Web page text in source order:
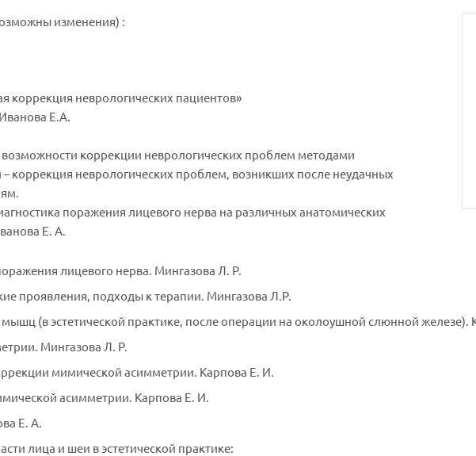
изменения) :
коррекция неврологических пациентов»
Е.А.
возможности коррекции неврологических проблем методами
– коррекция неврологических проблем, возникших после неудачных
поражения лицевого нерва на различных анатомических
Е. А.
лицевого нерва. Мингазова Л. Р.
проявления, подходы к терапии. Мингазова Л.Р.
(в эстетической практике, после операции на околоушной слюнной железе).
Мингазова Л. Р.
мимической асимметрии. Карпова Е. И.
асимметрии. Карпова Е. И.
Е. А.
лица и шеи в эстетической практике: